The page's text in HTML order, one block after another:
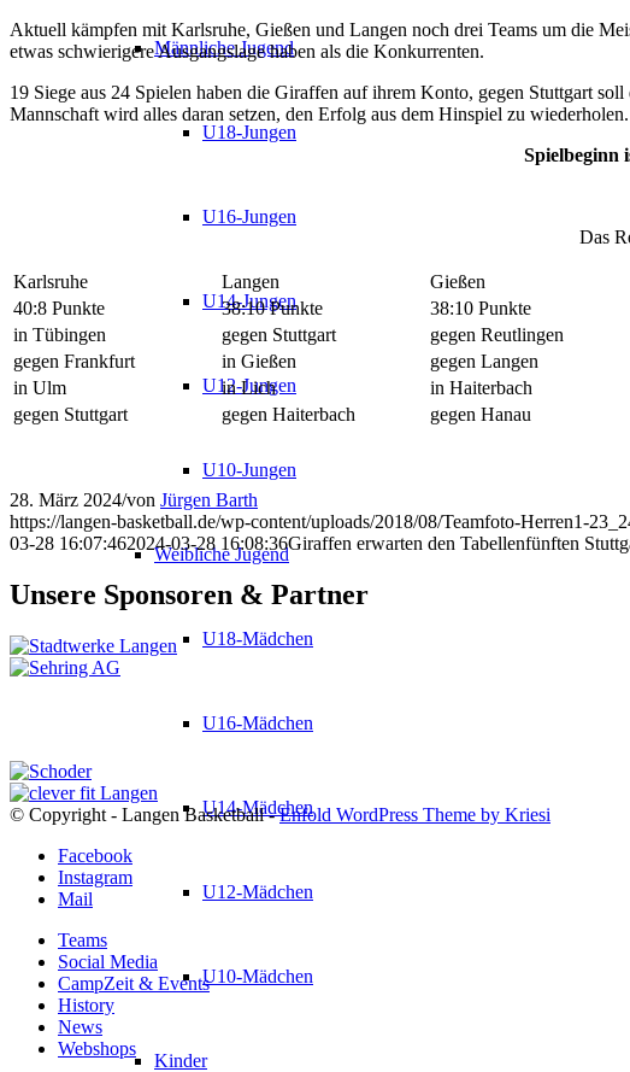
Männliche Jugend
U18-Jungen
U16-Jungen
U14-Jungen
U12-Jungen
U10-Jungen
Weibliche Jugend
U18-Mädchen
U16-Mädchen
U14-Mädchen
U12-Mädchen
U10-Mädchen
Kinder
Aktuell kämpfen mit Karlsruhe, Gießen und Langen noch drei Teams um die
etwas schwierigere Ausgangslage haben als die Konkurrenten.
19 Siege aus 24 Spielen haben die Giraffen auf ihrem Konto, gegen Stuttgart
Mannschaft wird alles daran setzen, den Erfolg aus dem Hinspiel zu wiederholen.
Spielbeginn
Das
Karlsruhe Langen
Gießen
40:8 Punkte
38:10 Punkte
38:10 Punkte
in Tübingen
gegen Stuttgart
gegen Reutlingen
gegen Frankfurt
in Gießen
gegen Langen
in Ulm
in Lich
in Haiterbach
gegen Stuttgart
gegen Haiterbach gegen Hanau
28. März 2024/von Jürgen Barth
https://langen-basketball.de/wp-content/uploads/2018/08/Teamfoto-Herren1-
03-28 16:07:462024-03-28 16:08:36Giraffen erwarten den Tabellenfünften
Unsere Sponsoren & Partner
© Copyright - Langen Basketball -Enfold WordPress Theme by Kriesi
Facebook
Instagram
Mail
Teams
Social Media
CampZeit & Events
History
News
Webshops